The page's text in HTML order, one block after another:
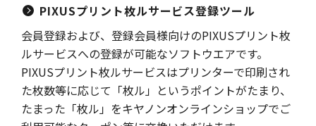
PIXUSプリント枚ルサービス登録ツール
会員登録および、登録会員様向けのPIXUSプリント枚
ルサービスへの登録が可能なソフトウエアです。
PIXUSプリント枚ルサービスはプリンターで印刷され
た枚数等に応じて「枚ル」というポイントがたまり、
たまった「枚ル」をキヤノンオンラインショップでご